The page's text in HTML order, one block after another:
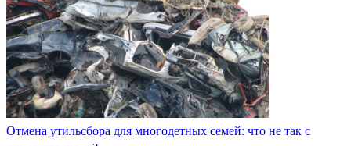
Отмена утильсбора для многодетных семей: что не так с